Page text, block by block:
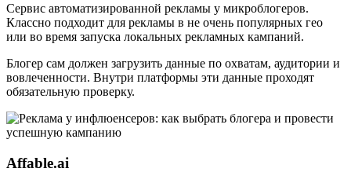
Сервис автоматизированной рекламы у микроблогеров.
Классно подходит для рекламы в не очень популярных гео
или во время запуска локальных рекламных кампаний.
Блогер сам должен загрузить данные по охватам, аудитории и
вовлеченности. Внутри платформы эти данные проходят
обязательную проверку.
Affable.ai